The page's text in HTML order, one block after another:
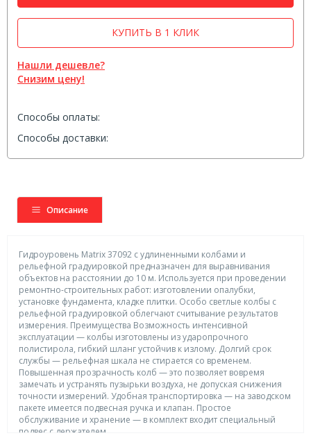
Нашли дешевле?
Снизим цену!
КУПИТЬ В 1 КЛИК
Способы оплаты:
Способы доставки:
Описание
Гидроуровень Matrix 37092 с удлиненными колбами и
рельефной градуировкой предназначен для выравнивания
объектов на расстоянии до 10 м. Используется при проведении
ремонтно-строительных работ: изготовлении опалубки,
установке фундамента, кладке плитки. Особо светлые колбы с
рельефной градуировкой облегчают считывание результатов
измерения. Преимущества Возможность интенсивной
эксплуатации — колбы изготовлены из ударопрочного
полистирола, гибкий шланг устойчив к излому. Долгий срок
службы — рельефная шкала не стирается со временем.
Повышенная прозрачность колб — это позволяет вовремя
замечать и устранять пузырьки воздуха, не допуская снижения
точности измерений. Удобная транспортировка — на заводском
пакете имеется подвесная ручка и клапан. Простое
обслуживание и хранение — в комплект входит специальный
подвес с держателем.